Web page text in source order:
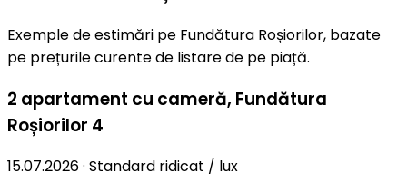
Exemple de estimări pe Fundătura Roșiorilor, bazate
pe prețurile curente de listare de pe piață.
2 apartament cu cameră, Fundătura
Roșiorilor 4
15.07.2026· Standard ridicat / lux